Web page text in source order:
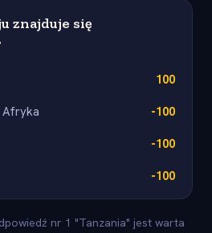
znajduje się
100
Afryka -100
-100
-100
nr 1 "Tanzania" jest warta